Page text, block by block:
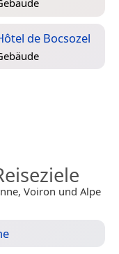
de Bocsozel
Voiron und Alpe